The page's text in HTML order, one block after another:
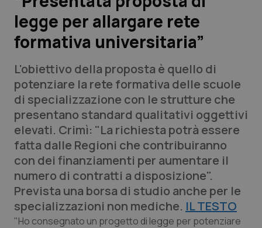
Studi e Analisi
Lettere al direttore
Edizioni Regionali
QS Pro
Professionisti Sanitari.AI
Abruzzo
Basilicata
QS Pro Gold
Artrite & artrosi
QS Club Newsletter
legge per allargare rete
formativa universitaria”
L'obiettivo della proposta è quello di
potenziare la rete formativa delle scuole
di specializzazione con le strutture che
presentano standard qualitativi oggettivi
elevati. Crimì: "La richiesta potrà essere
fatta dalle Regioni che contribuiranno
con dei finanziamenti per aumentare il
numero di contratti a disposizione".
Prevista una borsa di studio anche per le
specializzazioni non mediche. IL TESTO
"Ho consegnato un progetto di legge per potenziare